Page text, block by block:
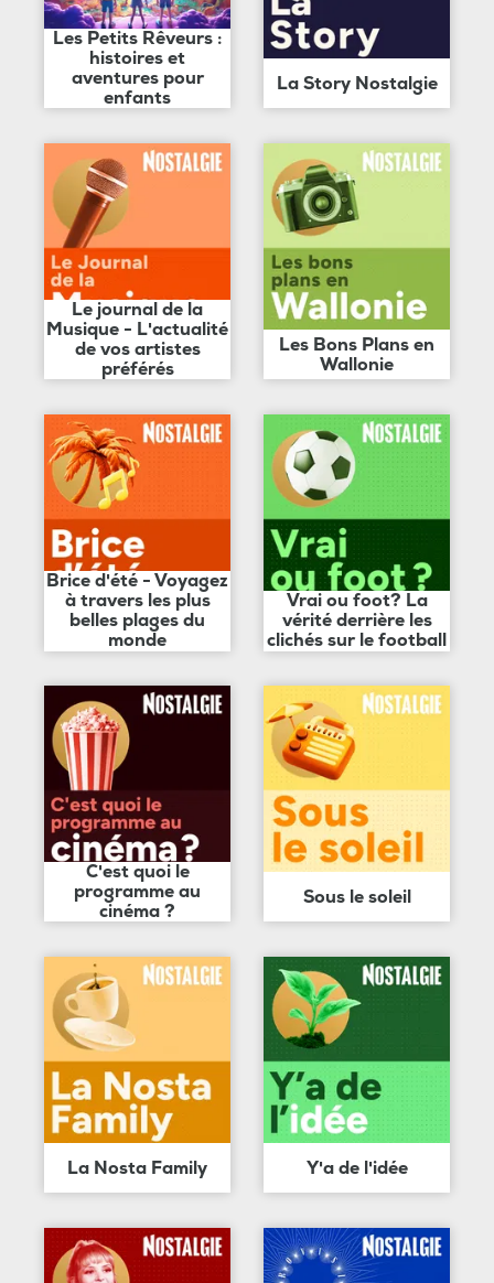
Les Petits Rêveurs :
histoires et
aventures pour
enfants
La Story Nostalgie
Le journal de la
Musique - L'actualité
de vos artistes
préférés
Les Bons Plans en
Wallonie
Brice d'été - Voyagez
à travers les plus
belles plages du
monde
Vrai ou foot? La
vérité derrière les
clichés sur le football
C'est quoi le
programme au
cinéma ?
Sous le soleil
La Nosta Family Y'a de l'idée